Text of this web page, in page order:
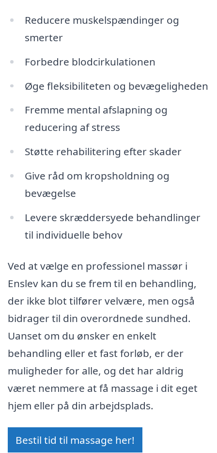
Reducere muskelspændinger og
smerter
Forbedre blodcirkulationen
Øge fleksibiliteten og bevægeligheden
Fremme mental afslapning og
reducering af stress
Støtte rehabilitering efter skader
Give råd om kropsholdning og
bevægelse
Levere skræddersyede behandlinger
til individuelle behov
Ved at vælge en professionel massør i
Enslev kan du se frem til en behandling,
der ikke blot tilfører velvære, men også
bidrager til din overordnede sundhed.
Uanset om du ønsker en enkelt
behandling eller et fast forløb, er der
muligheder for alle, og det har aldrig
været nemmere at få massage i dit eget
hjem eller på din arbejdsplads.
Bestil tid til massage her!